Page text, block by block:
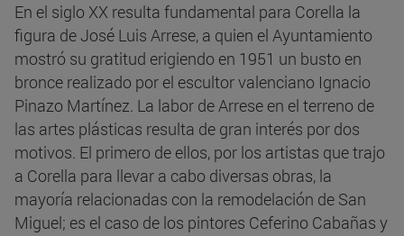
En el siglo XX resulta fundamental para Corella la
figura de José Luis Arrese, a quien el Ayuntamiento
mostró su gratitud erigiendo en 1951 un busto en
bronce realizado por el escultor valenciano Ignacio
Pinazo Martínez. La labor de Arrese en el terreno de
las artes plásticas resulta de gran interés por dos
motivos. El primero de ellos, por los artistas que trajo
a Corella para llevar a cabo diversas obras, la
mayoría relacionadas con la remodelación de San
Miguel; es el caso de los pintores Ceferino Cabañas y